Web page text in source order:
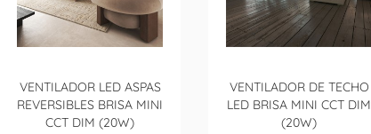
VENTILADOR LED ASPAS
REVERSIBLES BRISA MINI
CCT DIM (20W)
VENTILADOR DE TECHO
LED BRISA MINI CCT DIM
(20W)